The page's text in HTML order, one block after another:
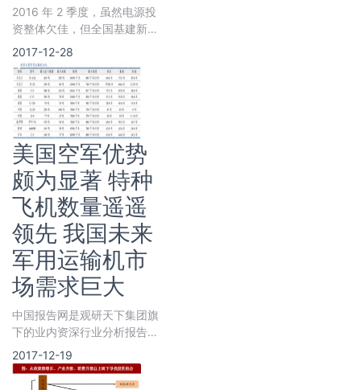
2016 年 2 季度，虽然电源投
资整体欠佳，但全国基建新增
装机规模仍明显增加，这一方
面得益于前两年火电投资快速
增长，一批在建项目陆续投
产；另一方面则是因为受光伏
发电上网电价调整政策影响，
光伏抢装并网现象比较突出。
2017-12-28
美国空军优势
颇为显著 特种
飞机数量遥遥
领先 我国未来
军用运输机市
场需求巨大
中国报告网是观研天下集团旗
下的业内资深行业分析报告、
市场深度调研报告提供商与综
合行业信息门户。《2020年
中国再生铝合金锭行业投资分
2017-12-19